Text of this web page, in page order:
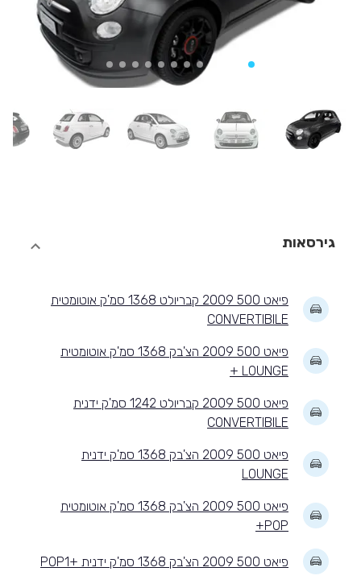
גירסאות
פיאט 500 2009 קבריולט 1368 סמ'ק אוטומטית
CONVERTIBILE
פיאט 500 2009 הצ'בק 1368 סמ'ק אוטומטית
LOUNGE +
פיאט 500 2009 קבריולט 1242 סמ'ק ידנית
CONVERTIBILE
פיאט 500 2009 הצ'בק 1368 סמ'ק ידנית
LOUNGE
פיאט 500 2009 הצ'בק 1368 סמ'ק אוטומטית
POP+
פיאט 500 2009 הצ'בק 1368 סמ'ק ידנית +POP1